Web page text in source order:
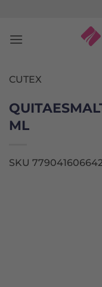
contenido
CUTEX
ML
SKU